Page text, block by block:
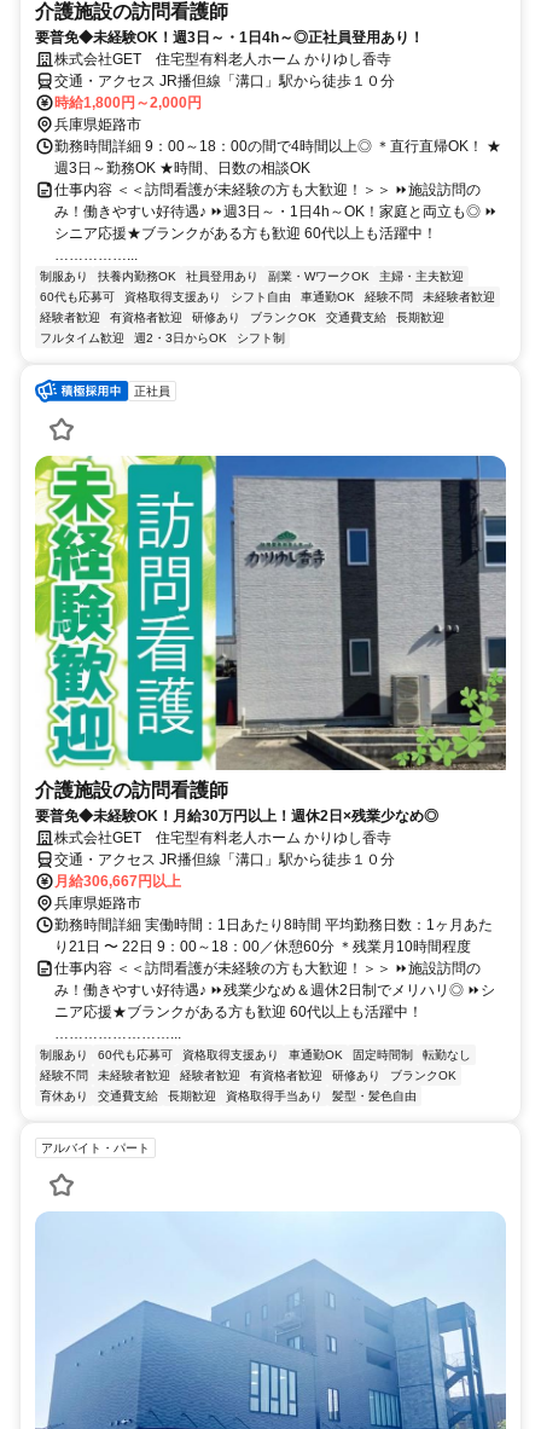
介護施設の訪問看護師
要普免◆未経験OK！週3日～・1日4h～◎正社員登用あり！
株式会社GET 住宅型有料老人ホーム かりゆし香寺
交通・アクセス JR播但線「溝口」駅から徒歩１０分
時給1,800円～2,000円
兵庫県姫路市
勤務時間詳細 9：00～18：00の間で4時間以上◎ ＊直行直帰OK！ ★
週3日～勤務OK ★時間、日数の相談OK
仕事内容 ＜＜訪問看護が未経験の方も大歓迎！＞＞ ⏩施設訪問の
み！働きやすい好待遇♪ ⏩週3日～・1日4h～OK！家庭と両立も◎ ⏩
シニア応援★ブランクがある方も歓迎 60代以上も活躍中！
……………...
制服あり 扶養内勤務OK 社員登用あり 副業・WワークOK
主婦・主夫歓迎
60代も応募可
資格取得支援あり シフト自由 車通勤OK 経験不問
未経験者歓迎
経験者歓迎
有資格者歓迎 研修あり ブランクOK 交通費支給
長期歓迎
フルタイム歓迎
週2・3日からOK シフト制
正社員
介護施設の訪問看護師
要普免◆未経験OK！月給30万円以上！週休2日×残業少なめ◎
株式会社GET 住宅型有料老人ホーム かりゆし香寺
交通・アクセス JR播但線「溝口」駅から徒歩１０分
月給306,667円以上
兵庫県姫路市
勤務時間詳細 実働時間：1日あたり8時間 平均勤務日数：1ヶ月あた
り21日 〜 22日 9：00～18：00／休憩60分 ＊残業月10時間程度
仕事内容 ＜＜訪問看護が未経験の方も大歓迎！＞＞ ⏩施設訪問の
み！働きやすい好待遇♪ ⏩残業少なめ＆週休2日制でメリハリ◎ ⏩シ
ニア応援★ブランクがある方も歓迎 60代以上も活躍中！
……………………...
制服あり 60代も応募可 資格取得支援あり 車通勤OK 固定時間制
転勤なし
経験不問
未経験者歓迎 経験者歓迎 有資格者歓迎 研修あり
ブランクOK
育休あり
交通費支給 長期歓迎 資格取得手当あり 髪型・髪色自由
アルバイト・パート